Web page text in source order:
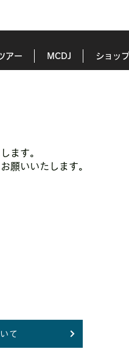
ます。
願いいたします。
て
アー MCDJ ショップ